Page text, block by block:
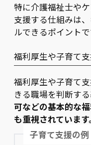
特に介護福祉士や
支援する仕組みは
ルできるポイントで
福利厚生や子育て
福利厚生や子育て
きる職場を判断する
可などの基本的な
も重視されています
子育て支援の例